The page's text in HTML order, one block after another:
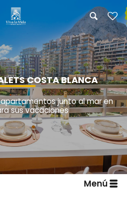
COSTA BLANCA
junto al mar en
sus vacaciones
Menú